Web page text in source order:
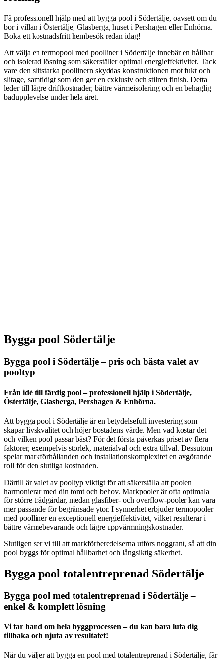
Få professionell hjälp med att bygga pool i Södertälje, oavsett om du
bor i villan i Östertälje, Glasberga, huset i Pershagen eller Enhörna.
Boka ett kostnadsfritt hembesök redan idag!
Att välja en termopool med poolliner i Södertälje innebär en hållbar
och isolerad lösning som säkerställer optimal energieffektivitet. Tack
vare den slitstarka poollinern skyddas konstruktionen mot fukt och
slitage, samtidigt som den ger en exklusiv och stilren finish. Detta
leder till lägre driftkostnader, bättre värmeisolering och en behaglig
badupplevelse under hela året.
Bygga pool Södertälje
Bygga pool i Södertälje – pris och bästa valet av
pooltyp
Från idé till färdig pool – professionell hjälp i Södertälje,
Östertälje, Glasberga, Pershagen & Enhörna.
Att bygga pool i Södertälje är en betydelsefull investering som
skapar livskvalitet och höjer bostadens värde. Men vad kostar det
och vilken pool passar bäst? För det första påverkas priset av flera
faktorer, exempelvis storlek, materialval och extra tillval. Dessutom
spelar markförhållanden och installationskomplexitet en avgörande
roll för den slutliga kostnaden.
Därtill är valet av pooltyp viktigt för att säkerställa att poolen
harmonierar med din tomt och behov. Markpooler är ofta optimala
för större trädgårdar, medan glasfiber- och overflow-pooler kan vara
mer passande för begränsade ytor. I synnerhet erbjuder termopooler
med poolliner en exceptionell energieffektivitet, vilket resulterar i
bättre värmebevarande och lägre uppvärmningskostnader.
Slutligen ser vi till att markförberedelserna utförs noggrant, så att din
pool byggs för optimal hållbarhet och långsiktig säkerhet.
Bygga pool totalentreprenad Södertälje
Bygga pool med totalentreprenad i Södertälje –
enkel & komplett lösning
Vi tar hand om hela byggprocessen – du kan bara luta dig
tillbaka och njuta av resultatet!
När du väljer att bygga en pool med totalentreprenad i Södertälje, får